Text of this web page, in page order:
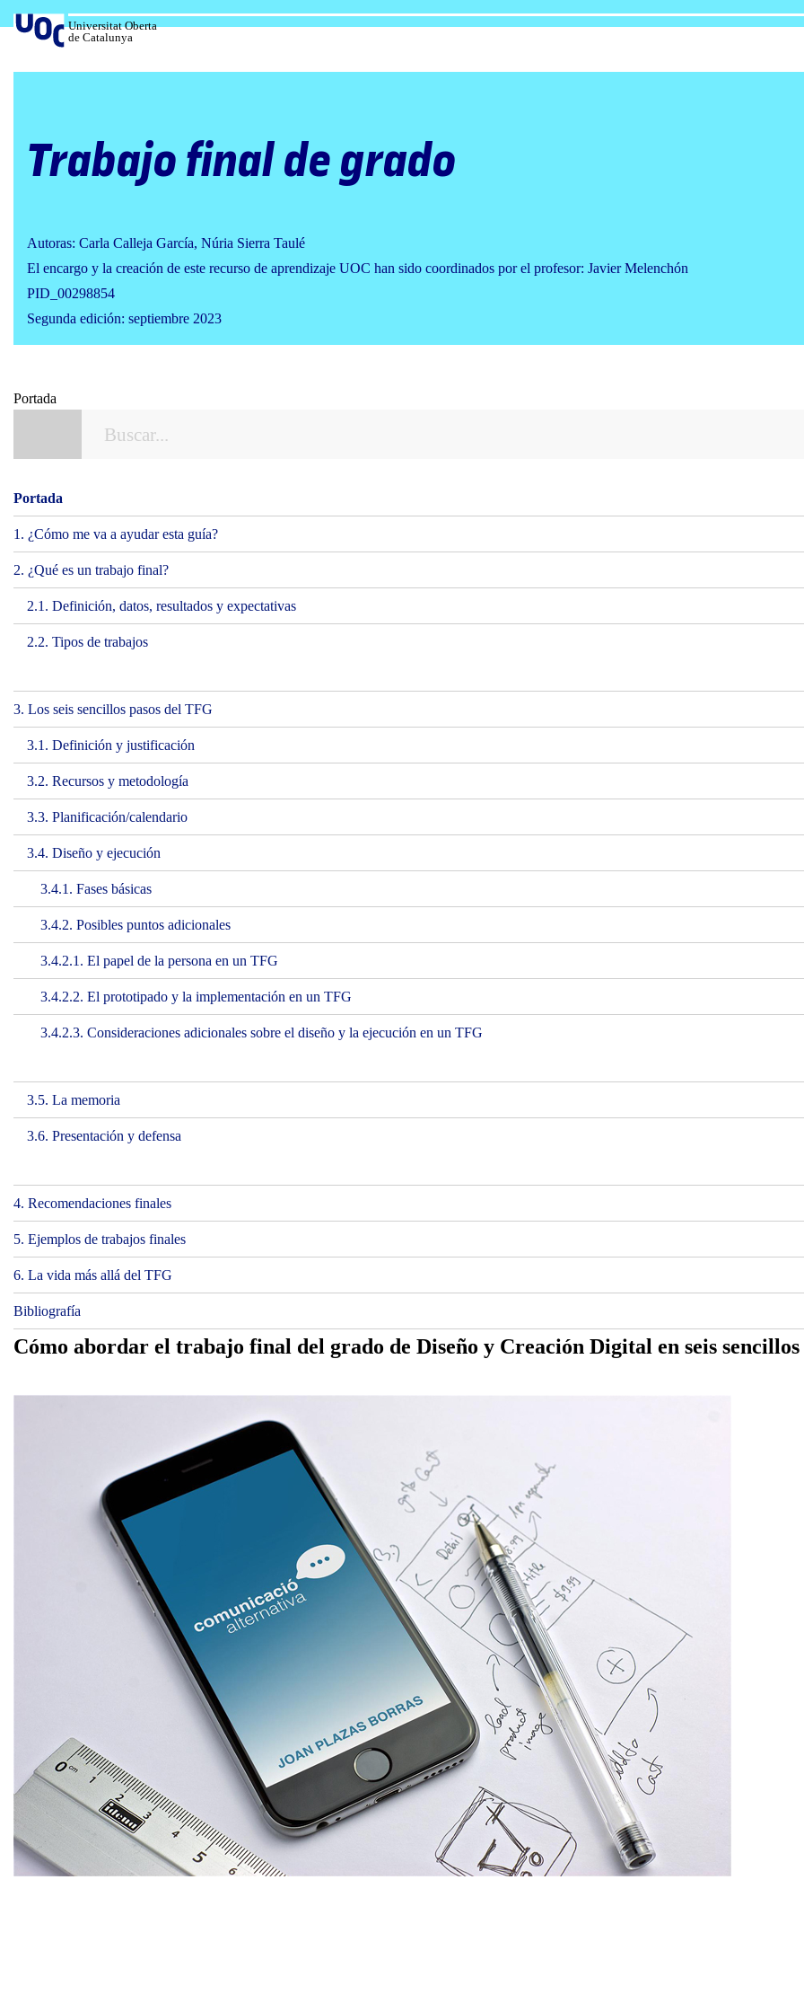
al
contenido
Universitat Oberta
de Catalunya
Trabajo final de grado
Autoras: Carla Calleja García, Núria Sierra Taulé
El encargo y la creación de este recurso de aprendizaje UOC han sido coordinados por el profesor: Javier Melenchón
PID_00298854
Segunda edición: septiembre 2023
Portada
Portada
1. ¿Cómo me va a ayudar esta guía?
2. ¿Qué es un trabajo final?
2.1. Definición, datos, resultados y expectativas
2.2. Tipos de trabajos
3. Los seis sencillos pasos del TFG
3.1. Definición y justificación
3.2. Recursos y metodología
3.3. Planificación/calendario
3.4. Diseño y ejecución
3.4.1. Fases básicas
3.4.2. Posibles puntos adicionales
3.4.2.1. El papel de la persona en un TFG
3.4.2.2. El prototipado y la implementación en un TFG
3.4.2.3. Consideraciones adicionales sobre el diseño y la ejecución en un TFG
3.5. La memoria
3.6. Presentación y defensa
4. Recomendaciones finales
5. Ejemplos de trabajos finales
6. La vida más allá del TFG
Bibliografía
Cómo abordar el trabajo final del grado de Diseño y Creación Digital en seis sencillos